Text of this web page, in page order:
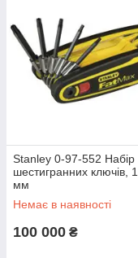
Stanley 0-97-552 Набір
шестигранних ключів,
мм
Немає в наявності
100 000 ₴